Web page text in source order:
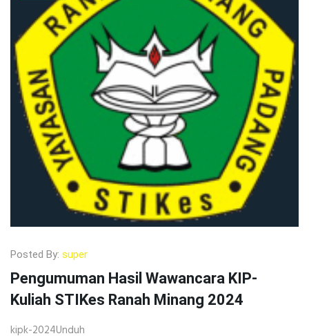
Posted By: super
Pengumuman Hasil Wawancara KIP-
Kuliah STIKes Ranah Minang 2024
kipk-2024Unduh